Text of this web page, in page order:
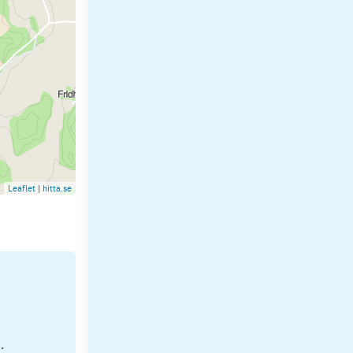
Leaflet | hitta.se